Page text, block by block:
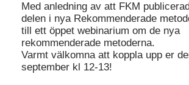
Med anledning av att FKM
delen i nya Rekommenderade
till ett öppet webinarium om de nya
rekommenderade metoderna.
Varmt välkomna att koppla upp er
september kl 12-13!